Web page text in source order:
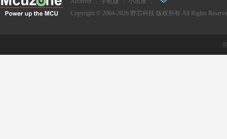
Copyright © 2004-2026 野芯科技 版权所有 All Rights